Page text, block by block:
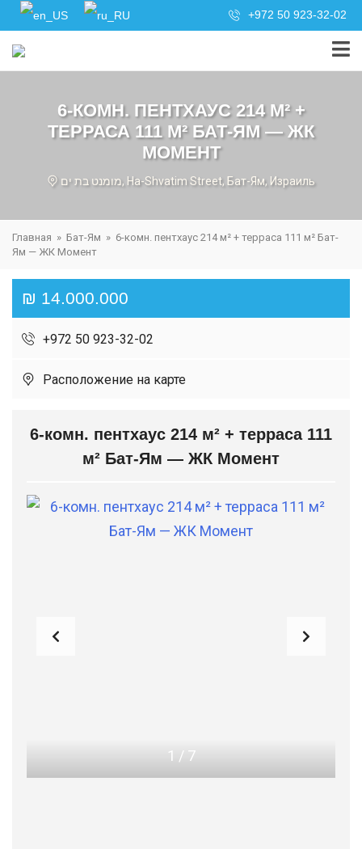
+972 50 923-32-02
6-КОМН. ПЕНТХАУС 214 М² +
ТЕРРАСА 111 М² БАТ-ЯМ — ЖК
МОМЕНТ
מומנט בת ים, Ha-Shvatim Street, Бат-Ям, Израиль
Главная » Бат-Ям » 6-комн. пентхаус 214 м² + терраса 111 м² Бат-
Ям — ЖК Момент
₪ 14.000.000
+972 50 923-32-02
Расположение на карте
6-комн. пентхаус 214 м² + терраса 111
м² Бат-Ям — ЖК Момент
1 / 7